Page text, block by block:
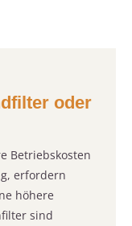
oder
Betriebskosten
erfordern
höhere
sind